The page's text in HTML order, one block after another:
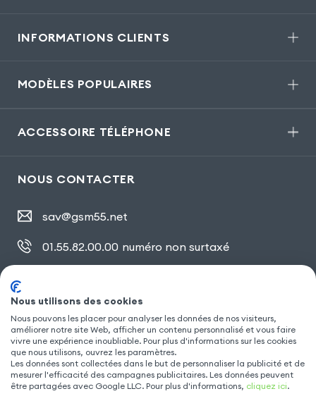
INFORMATIONS CLIENTS
MODÈLES POPULAIRES
ACCESSOIRE TÉLÉPHONE
NOUS CONTACTER
sav@gsm55.net
01.55.82.00.00 numéro non surtaxé
SUIVEZ NOUS
Nous utilisons des cookies
Nous pouvons les placer pour analyser les données de nos visiteurs,
améliorer notre site Web, afficher un contenu personnalisé et vous faire
vivre une expérience inoubliable. Pour plus d'informations sur les cookies
que nous utilisons, ouvrez les paramètres.
Les données sont collectées dans le but de personnaliser la publicité et de
mesurer l'efficacité des campagnes publicitaires. Les données peuvent
être partagées avec Google LLC. Pour plus d'informations, cliquez ici.